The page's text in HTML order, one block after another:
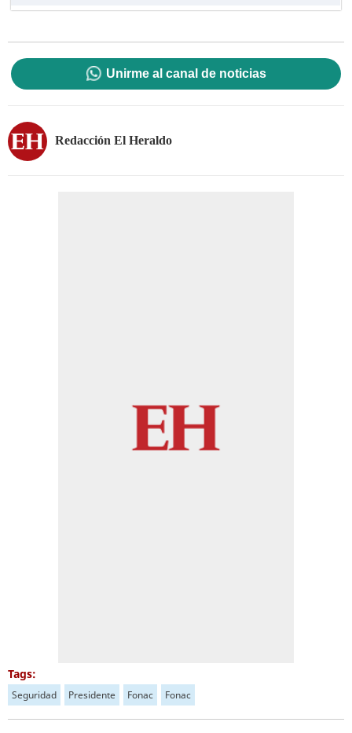
Unirme al canal de noticias
Redacción El Heraldo
Tags:
Seguridad Presidente Fonac Fonac